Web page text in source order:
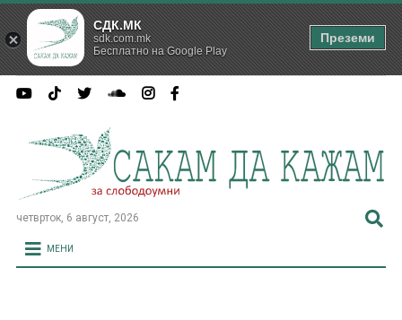
четврток, 6 август, 2026
МЕНИ
СДК.МК
sdk.com.mk
Бесплатно на Google Play
Преземи